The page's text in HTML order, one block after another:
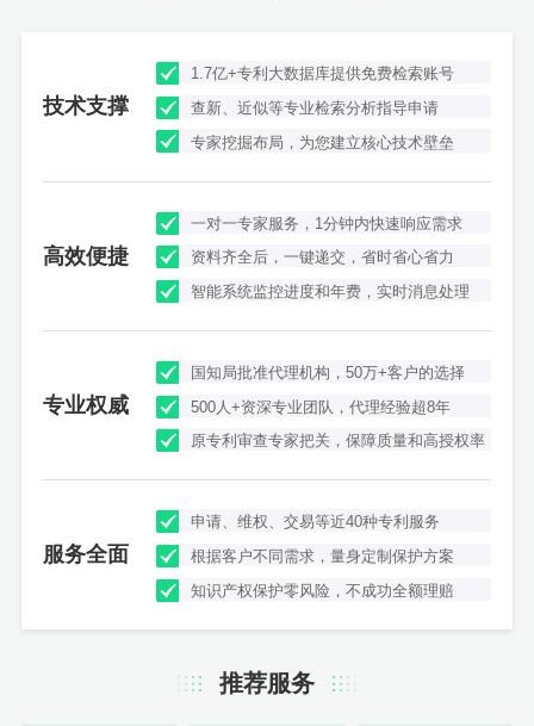
技术支撑
1.7亿+专利大数据库提供免费检索账号
查新、近似等专业检索分析指导申请
专家挖掘布局，为您建立核心技术壁垒
高效便捷
一对一专家服务，1分钟内快速响应需求
资料齐全后，一键递交，省时省心省力
智能系统监控进度和年费，实时消息处理
专业权威
国知局批准代理机构，50万+客户的选择
500人+资深专业团队，代理经验超8年
原专利审查专家把关，保障质量和高授权率
服务全面
申请、维权、交易等近40种专利服务
根据客户不同需求，量身定制保护方案
知识产权保护零风险，不成功全额理赔
推荐服务